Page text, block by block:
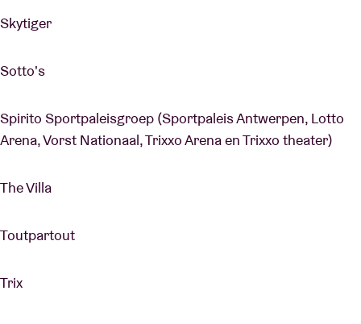
Skytiger
Sotto's
Spirito Sportpaleisgroep (Sportpaleis Antwerpen, Lotto
Arena, Vorst Nationaal, Trixxo Arena en Trixxo theater)
The Villa
Toutpartout
Trix